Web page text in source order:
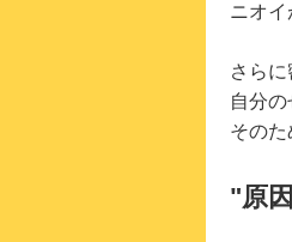
ニオイ
さらに
自分
そのた
"原